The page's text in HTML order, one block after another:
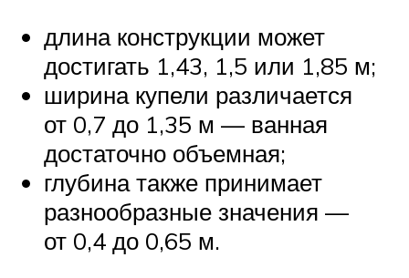
длина конструкции может
достигать 1,43, 1,5 или 1,85 м;
ширина купели различается
от 0,7 до 1,35 м — ванная
достаточно объемная;
глубина также принимает
разнообразные значения —
от 0,4 до 0,65 м.